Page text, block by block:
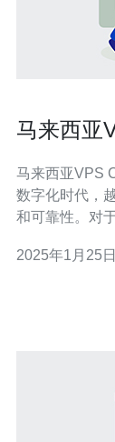
马来西亚
马来西亚VPS
数字化时代，
和可靠性。对
用服务器）服务的供应
2025年1月25日